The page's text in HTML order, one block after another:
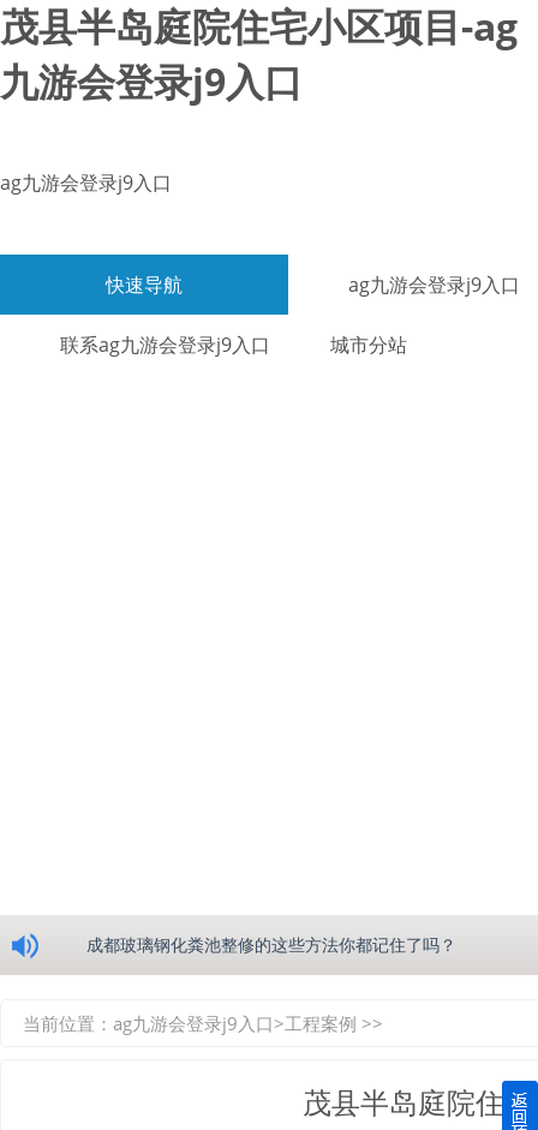
茂县半岛庭院住宅小区项目-ag
九游会登录j9入口
ag九游会登录j9入口
快速导航 ag九游会登录j9入口
联系ag九游会登录j9入口 城市分站
成都玻璃钢化粪池整修的这些方法你都记住了吗？
四川玻璃钢化粪池逐渐取代传统玻璃钢化粪池的这几点原因
当前位置： ag九游会登录j9入口>工程案例 >>
茂县半岛庭院住